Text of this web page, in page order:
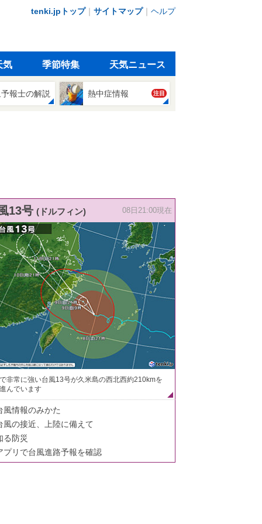
tenki.jpトップ｜ サイトマップ｜ ヘルプ
気 季節特集 天気ニュース
報士の解説 熱中症情報 注目
13号 (ドルフィン) 08日21:00現在
非常に強い台風13号が久米島の西北西約210kmを
んでいます
風情報のみかた
風の接近、上陸に備えて
る防災
プリで台風進路予報を確認